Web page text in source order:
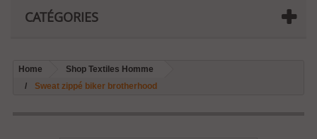
CATÉGORIES
Home
Shop Textiles Homme
Sweat zippé biker brotherhood